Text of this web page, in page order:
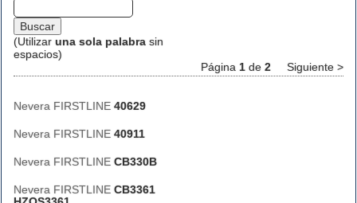
(Utilizar una sola palabra sin
espacios)
Página 1 de 2 Siguiente >
Nevera FIRSTLINE 40629
Nevera FIRSTLINE 40911
Nevera FIRSTLINE CB330B
Nevera FIRSTLINE CB3361